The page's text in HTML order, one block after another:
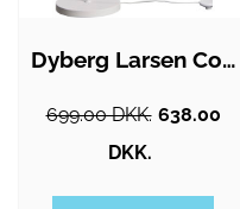
Dyberg Larsen Coast gulvlampe, hvid
699.00 DKK. 638.00
DKK.